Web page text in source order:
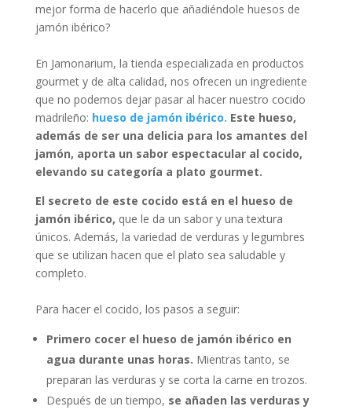
mejor forma de hacerlo que añadiéndole huesos de
jamón ibérico?
En Jamonarium, la tienda especializada en productos
gourmet y de alta calidad, nos ofrecen un ingrediente
que no podemos dejar pasar al hacer nuestro cocido
madrileño: hueso de jamón ibérico. Este hueso,
además de ser una delicia para los amantes del
jamón, aporta un sabor espectacular al cocido,
elevando su categoría a plato gourmet.
El secreto de este cocido está en el hueso de
jamón ibérico, que le da un sabor y una textura
únicos. Además, la variedad de verduras y legumbres
que se utilizan hacen que el plato sea saludable y
completo.
Para hacer el cocido, los pasos a seguir:
Primero cocer el hueso de jamón ibérico en
agua durante unas horas. Mientras tanto, se
preparan las verduras y se corta la carne en trozos.
Después de un tiempo, se añaden las verduras y